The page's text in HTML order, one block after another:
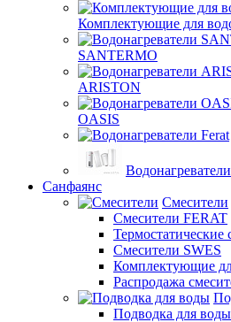
Комплектующие для
SANTERMO
ARISTON
OASIS
Санфаянс
Смесители
Смесители FERAT
Смесители SWES
Комплектующие
Распродажа
Подводка для